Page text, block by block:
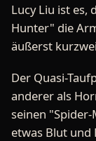
Lucy Liu ist es,
Hunter" die
äußerst
Der Quasi-
anderer als
seinen
etwas Blut und